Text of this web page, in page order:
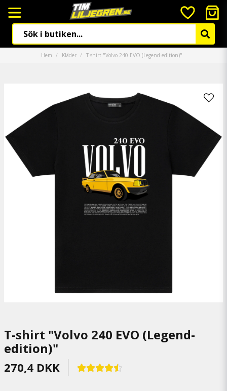
Hem Kläder T-shirt "Volvo 240 EVO (Legend-edition)"
T-shirt "Volvo 240 EVO (Legend-
edition)"
270,4 DKK